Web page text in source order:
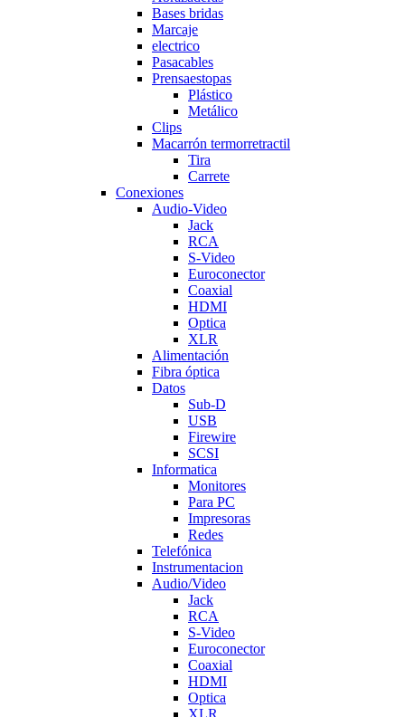
Bases bridas
Marcaje
electrico
Pasacables
Prensaestopas
Plástico
Metálico
Clips
Macarrón termorretractil
Tira
Carrete
Conexiones
Audio-Video
Jack
RCA
S-Video
Euroconector
Coaxial
HDMI
Optica
XLR
Alimentación
Fibra óptica
Datos
Sub-D
USB
Firewire
SCSI
Informatica
Monitores
Para PC
Impresoras
Redes
Telefónica
Instrumentacion
Audio/Video
Jack
RCA
S-Video
Euroconector
Coaxial
HDMI
Optica
XLR